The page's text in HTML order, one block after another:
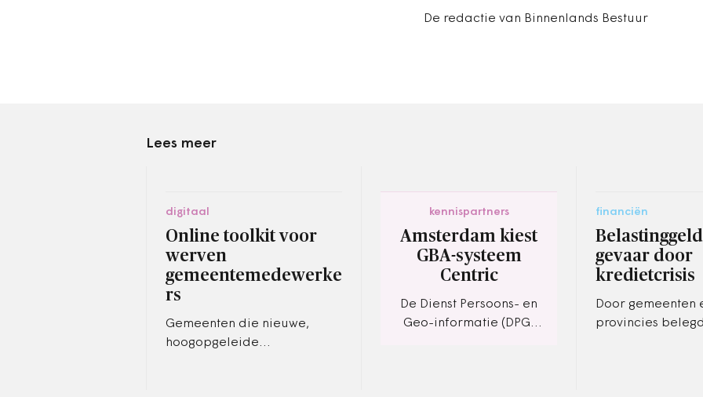
De redactie van Binnenlands Bestuur
Lees meer
digitaal
Online toolkit voor
werven
gemeentemedewerke
rs
Gemeenten die nieuwe,
hoogopgeleide
kennispartners
Amsterdam kiest
GBA-systeem
Centric
De Dienst Persoons- en
Geo-informatie (DPG)
financiën
gevaar door
kredietcrisis
Door gemeenten
provincies